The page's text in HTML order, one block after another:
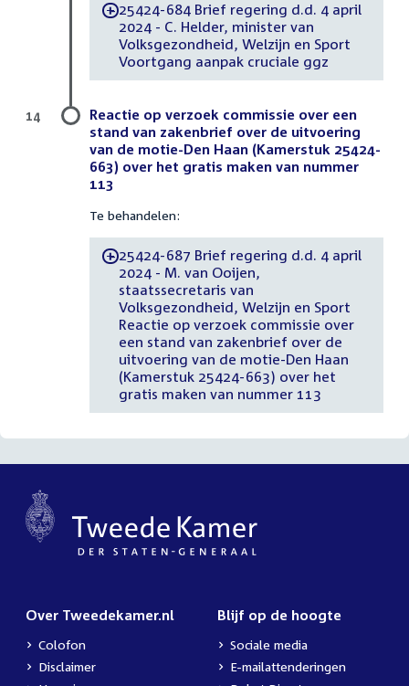
-25424-684 Brief regering d.d. 4 april
2024 - C. Helder, minister van
Volksgezondheid, Welzijn en Sport
Voortgang aanpak cruciale ggz
Reactie op verzoek commissie over een
stand van zakenbrief over de uitvoering
van de motie-Den Haan (Kamerstuk 25424-
663) over het gratis maken van nummer
113
Te behandelen:
-25424-687 Brief regering d.d. 4 april
2024 - M. van Ooijen,
staatssecretaris van
Volksgezondheid, Welzijn en Sport
Reactie op verzoek commissie over
een stand van zakenbrief over de
uitvoering van de motie-Den Haan
(Kamerstuk 25424-663) over het
gratis maken van nummer 113
14
Over Tweedekamer.nl
Colofon
Disclaimer
Blijf op de hoogte
Sociale media
E-mailattenderingen